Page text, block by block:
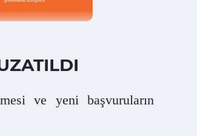
ve yeni başvuruların